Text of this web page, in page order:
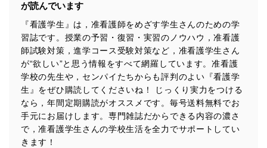
が読んでいます
『看護学生』は，准看護師をめざす学生さんのための学
習誌です。授業の予習・復習・実習のノウハウ，准看護
師試験対策，進学コース受験対策など，准看護学生さん
が“欲しい”と思う情報をすべて網羅しています。准看護
学校の先生や，センパイたちからも評判のよい『看護学
生』をぜひ購読してくださいね！ じっくり実力をつける
なら，年間定期購読がオススメです。毎号送料無料でお
手元にお届けします。専門雑誌だからできる内容の濃さ
で，准看護学生さんの学校生活を全力でサポートしてい
きます！